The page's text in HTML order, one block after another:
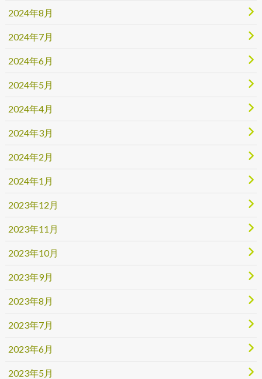
2024年8月
2024年7月
2024年6月
2024年5月
2024年4月
2024年3月
2024年2月
2024年1月
2023年12月
2023年11月
2023年10月
2023年9月
2023年8月
2023年7月
2023年6月
2023年5月